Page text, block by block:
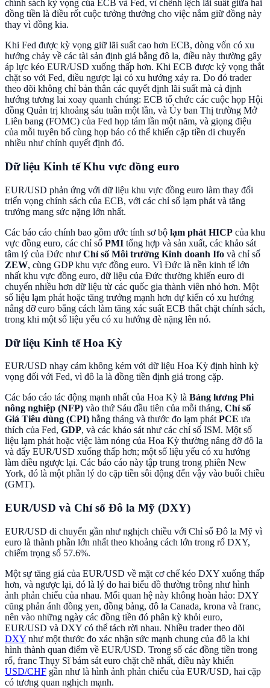
chính sách kỳ vọng của ECB và Fed, vì chênh lệch lãi suất giữa hai
đồng tiền là điều rốt cuộc tưởng thưởng cho việc nắm giữ đồng này
thay vì đồng kia.
Khi Fed được kỳ vọng giữ lãi suất cao hơn ECB, dòng vốn có xu
hướng chảy về các tài sản định giá bằng đô la, điều này thường gây
áp lực kéo EUR/USD xuống thấp hơn. Khi ECB được kỳ vọng thắt
chặt so với Fed, điều ngược lại có xu hướng xảy ra. Do đó trader
theo dõi không chỉ bản thân các quyết định lãi suất mà cả định
hướng tương lai xoay quanh chúng: ECB tổ chức các cuộc họp Hội
đồng Quản trị khoảng sáu tuần một lần, và Ủy ban Thị trường Mở
Liên bang (FOMC) của Fed họp tám lần một năm, và giọng điệu
của mỗi tuyên bố cùng họp báo có thể khiến cặp tiền di chuyển
nhiều như chính quyết định đó.
Dữ liệu Kinh tế Khu vực đồng euro
EUR/USD phản ứng với dữ liệu khu vực đồng euro làm thay đổi
triển vọng chính sách của ECB, với các chỉ số lạm phát và tăng
trưởng mang sức nặng lớn nhất.
Các báo cáo chính bao gồm ước tính sơ bộ lạm phát HICP của khu
vực đồng euro, các chỉ số PMI tổng hợp và sản xuất, các khảo sát
tâm lý của Đức như Chỉ số Môi trường Kinh doanh Ifo và chỉ số
ZEW, cùng GDP khu vực đồng euro. Vì Đức là nền kinh tế lớn
nhất khu vực đồng euro, dữ liệu của Đức thường khiến euro di
chuyển nhiều hơn dữ liệu từ các quốc gia thành viên nhỏ hơn. Một
số liệu lạm phát hoặc tăng trưởng mạnh hơn dự kiến có xu hướng
nâng đỡ euro bằng cách làm tăng xác suất ECB thắt chặt chính sách,
trong khi một số liệu yếu có xu hướng đè nặng lên nó.
Dữ liệu Kinh tế Hoa Kỳ
EUR/USD nhạy cảm không kém với dữ liệu Hoa Kỳ định hình kỳ
vọng đối với Fed, vì đô la là đồng tiền định giá trong cặp.
Các báo cáo tác động mạnh nhất của Hoa Kỳ là Bảng lương Phi
nông nghiệp (NFP) vào thứ Sáu đầu tiên của mỗi tháng, Chỉ số
Giá Tiêu dùng (CPI) hằng tháng và thước đo lạm phát PCE ưa
thích của Fed, GDP, và các khảo sát như các chỉ số ISM. Một số
liệu lạm phát hoặc việc làm nóng của Hoa Kỳ thường nâng đỡ đô la
và đẩy EUR/USD xuống thấp hơn; một số liệu yếu có xu hướng
làm điều ngược lại. Các báo cáo này tập trung trong phiên New
York, đó là một phần lý do cặp tiền sôi động đến vậy vào buổi chiều
(GMT).
EUR/USD và Chỉ số Đô la Mỹ (DXY)
EUR/USD di chuyển gần như nghịch chiều với Chỉ số Đô la Mỹ vì
euro là thành phần lớn nhất theo khoảng cách lớn trong rổ DXY,
chiếm trọng số 57.6%.
Một sự tăng giá của EUR/USD về mặt cơ chế kéo DXY xuống thấp
hơn, và ngược lại, đó là lý do hai biểu đồ thường trông như hình
ảnh phản chiếu của nhau. Mối quan hệ này không hoàn hảo: DXY
cũng phản ánh đồng yen, đồng bảng, đô la Canada, krona và franc,
nên vào những ngày các đồng tiền đó phân kỳ khỏi euro,
EUR/USD và DXY có thể tách rời nhau. Nhiều trader theo dõi
DXY như một thước đo xác nhận sức mạnh chung của đô la khi
hình thành quan điểm về EUR/USD. Trong số các đồng tiền trong
rổ, franc Thụy Sĩ bám sát euro chặt chẽ nhất, điều này khiến
USD/CHF gần như là hình ảnh phản chiếu của EUR/USD, hai cặp
có tương quan nghịch mạnh.